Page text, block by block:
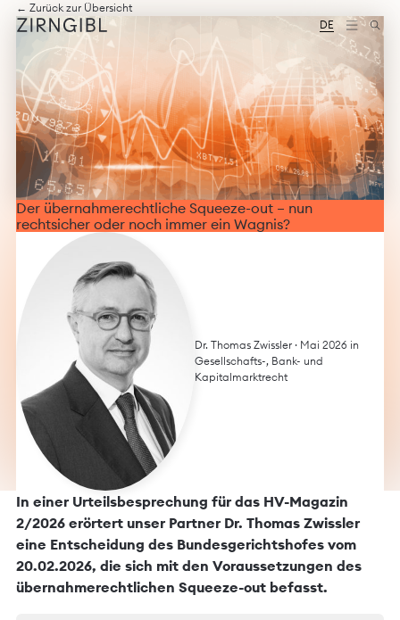
Zum
Inhalt
Diese
Website
Zirngibl,
eine
Wirtschaftskanzlei,
wurde
vom
Digitalbüro
Mokorana
gestaltet
technisch
umgesetzt
Webtechnologien
barrierefreien
Zugang.
DE
← Zurück zur Übersicht
Der übernahmerechtliche Squeeze-out – nun
rechtsicher oder noch immer ein Wagnis?
Dr. Thomas Zwissler · Mai 2026 in
Gesellschafts-, Bank- und
Kapitalmarktrecht
In einer Urteilsbesprechung für das HV-Magazin
2/2026 erörtert unser Partner Dr. Thomas Zwissler
eine Entscheidung des Bundesgerichtshofes vom
20.02.2026, die sich mit den Voraussetzungen des
übernahmerechtlichen Squeeze-out befasst.